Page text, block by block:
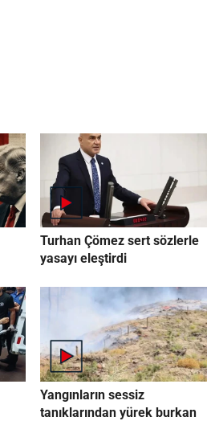
Turhan Çömez sert sözlerle
yasayı eleştirdi
Yangınların sessiz
tanıklarından yürek burkan